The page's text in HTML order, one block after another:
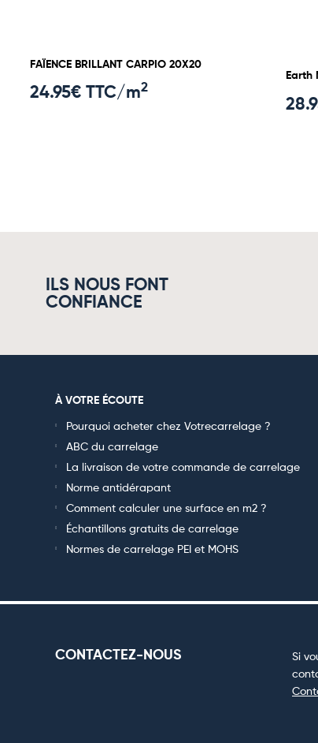
FAÏENCE BRILLANT CARPIO 20X20
24.95€ TTC/m2
Earth
ILS NOUS FONT
CONFIANCE
À VOTRE ÉCOUTE
Pourquoi acheter chez Votrecarrelage ?
ABC du carrelage
La livraison de votre commande de carrelage
Norme antidérapant
Comment calculer une surface en m2 ?
Échantillons gratuits de carrelage
Normes de carrelage PEI et MOHS
CONTACTEZ-NOUS
Si